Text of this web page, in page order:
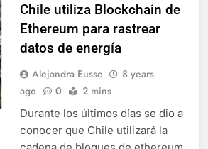
Chile utiliza Blockchain de
Ethereum para rastrear
datos de energía
Alejandra Eusse
8 years
ago
0 2 mins
Durante los últimos días se dio a
conocer que Chile utilizará la